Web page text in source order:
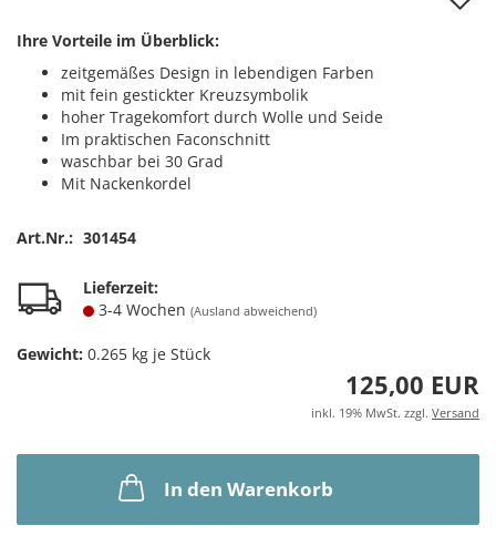
Ihre Vorteile im Überblick:
zeitgemäßes Design in lebendigen Farben
mit fein gestickter Kreuzsymbolik
hoher Tragekomfort durch Wolle und Seide
Im praktischen Faconschnitt
waschbar bei 30 Grad
Mit Nackenkordel
Art.Nr.: 301454
Lieferzeit:
3-4 Wochen (Ausland abweichend)
Gewicht: 0.265 kg je Stück
125,00 EUR
inkl. 19% MwSt. zzgl. Versand
In den Warenkorb